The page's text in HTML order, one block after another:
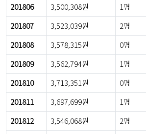
201806
3,500,308원 1명
201807
3,523,039원 2명
201808
3,578,315원 0명
201809
3,562,794원 1명
201810
3,713,351원 0명
201811
3,697,699원 1명
201812
3,546,068원 2명